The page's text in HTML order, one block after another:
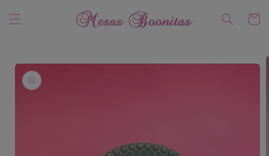
directamente
al contenido
Carrito
a la
información
del producto